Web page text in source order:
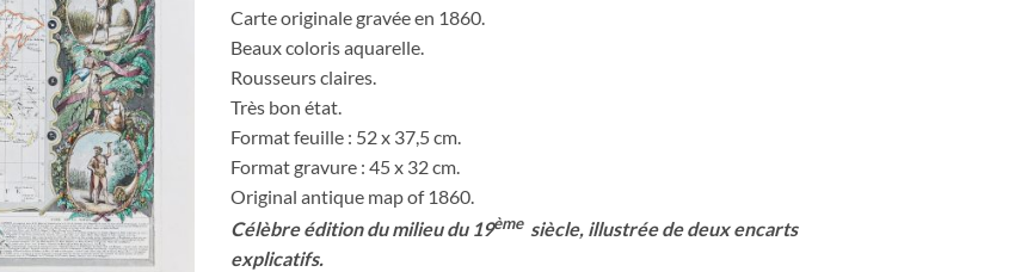
Carte originale gravée en 1860.
Beaux coloris aquarelle.
Rousseurs claires.
Très bon état.
Format feuille : 52 x 37,5 cm.
Format gravure : 45 x 32 cm.
Original antique map of 1860.
Célèbre édition du milieu du 19èmesiècle, illustrée de deux encarts
explicatifs.